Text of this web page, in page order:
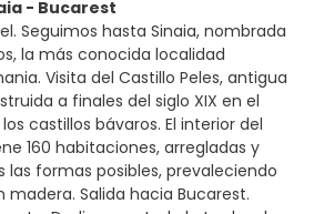
- Bucarest
Seguimos hasta Sinaia, nombrada
la más conocida localidad
Visita del Castillo Peles, antigua
a finales del siglo XIX en el
castillos bávaros. El interior del
160 habitaciones, arregladas y
las formas posibles, prevaleciendo
madera. Salida hacia Bucarest.